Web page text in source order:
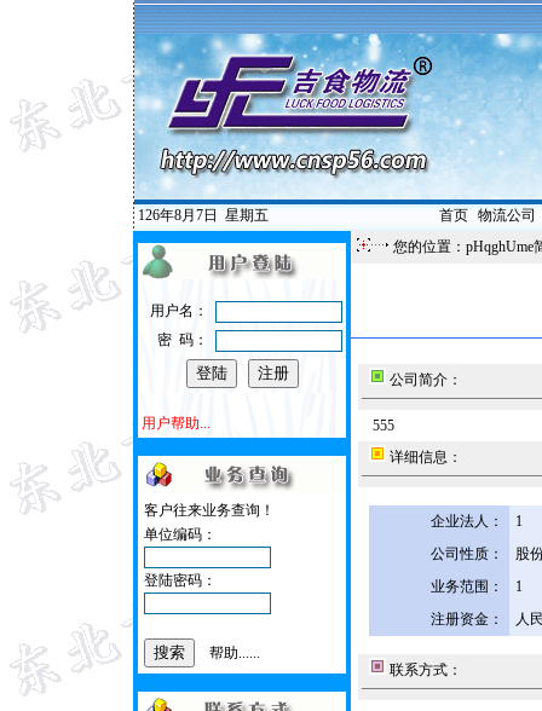
126年8月7日 星期五 首页| 物流公司
用户名：
密 码：
用户帮助...
客户往来业务查询！
单位编码：
登陆密码：
帮助......
您的位置：pHqghUme
公司简介：
555
详细信息：
企业法人：
1
公司性质：
股
业务范围：
1
注册资金：
人
联系方式：